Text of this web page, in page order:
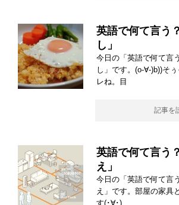
英語で何て言う
し」
今日の「英語で何て言
し」です。(o-∀-)b))そ
レね。目
記事を
英語で何て言う
え」
今日の「英語で何て言
え」です。部屋の家具
す(･∀･)